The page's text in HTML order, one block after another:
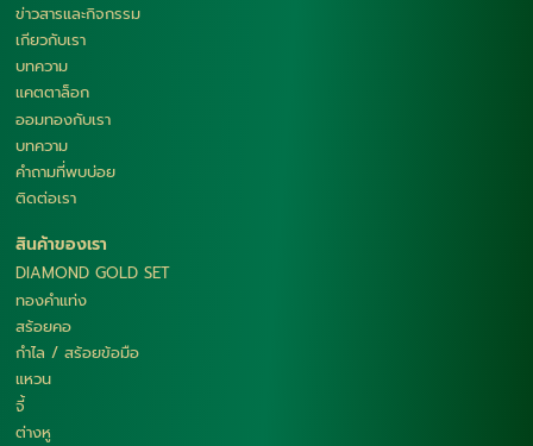
ข่าวสารและกิจกรรม
เกียวกับเรา
บทความ
แคตตาล็อก
ออมทองกับเรา
บทความ
คำถามที่พบบ่อย
ติดต่อเรา
สินค้าของเรา
DIAMOND GOLD SET
ทองคำแท่ง
สร้อยคอ
กำไล / สร้อยข้อมือ
แหวน
จี้
ต่างหู